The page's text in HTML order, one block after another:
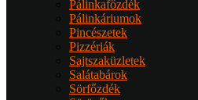
Pálinkafőzdék
Pálinkáriumok
Pincészetek
Pizzériák
Sajtszaküzletek
Salátabárok
Sörfőzdék